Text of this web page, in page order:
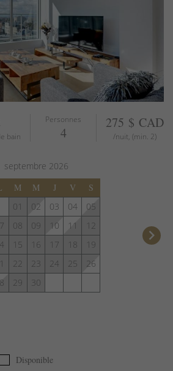
bain
Personnes
4
275 $ CAD
/nuit, (min. 2)
septembre 2026
M M J V
S
01
02 03 04
05
08 09 10 11
12
15 16 17 18
19
22 23 24 25
26
29 30
keyboard_arrow_right
Disponible